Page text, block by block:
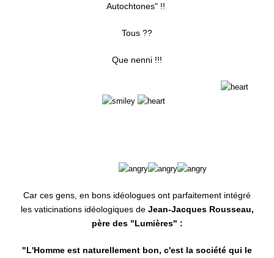
Autochtones" !!
Tous ??
Que nenni !!!
Car ces gens, en bons idéologues ont parfaitement intégré
les vaticinations idéologiques de Jean-Jacques Rousseau,
père des "Lumières" :
"L'Homme est naturellement bon, c'est la société qui le